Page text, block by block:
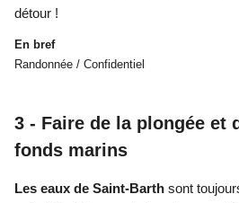
détour !
En bref
Randonnée / Confidentiel
3 - Faire de la plongée et
fonds marins
Les eaux de Saint-Barth sont